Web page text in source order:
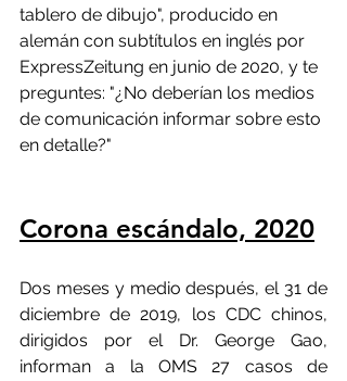
tablero de dibujo", producido en
alemán con subtítulos en inglés por
ExpressZeitung en junio de 2020, y te
preguntes: "¿No deberían los medios
de comunicación informar sobre esto
en detalle?"
Corona escándalo, 2020
Dos meses y medio después, el 31 de
diciembre de 2019, los CDC chinos,
dirigidos por el Dr. George Gao,
informan a la OMS 27 casos de